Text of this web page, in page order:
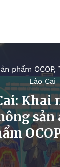
phẩm OCOP,
Lào Cai
Khai
sản